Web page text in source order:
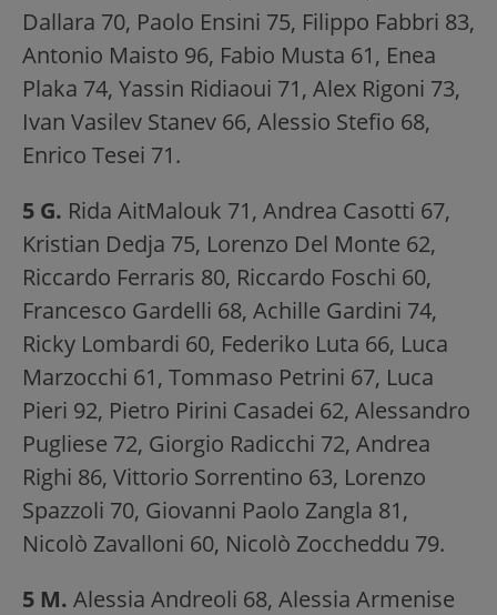
Dallara 70, Paolo Ensini 75, Filippo Fabbri 83,
Antonio Maisto 96, Fabio Musta 61, Enea
Plaka 74, Yassin Ridiaoui 71, Alex Rigoni 73,
Ivan Vasilev Stanev 66, Alessio Stefio 68,
Enrico Tesei 71.
5 G. Rida AitMalouk 71, Andrea Casotti 67,
Kristian Dedja 75, Lorenzo Del Monte 62,
Riccardo Ferraris 80, Riccardo Foschi 60,
Francesco Gardelli 68, Achille Gardini 74,
Ricky Lombardi 60, Federiko Luta 66, Luca
Marzocchi 61, Tommaso Petrini 67, Luca
Pieri 92, Pietro Pirini Casadei 62, Alessandro
Pugliese 72, Giorgio Radicchi 72, Andrea
Righi 86, Vittorio Sorrentino 63, Lorenzo
Spazzoli 70, Giovanni Paolo Zangla 81,
Nicolò Zavalloni 60, Nicolò Zoccheddu 79.
5 M. Alessia Andreoli 68, Alessia Armenise